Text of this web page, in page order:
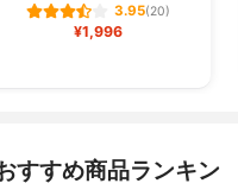
3.95(20)
¥1,996
すすめ商品ランキン